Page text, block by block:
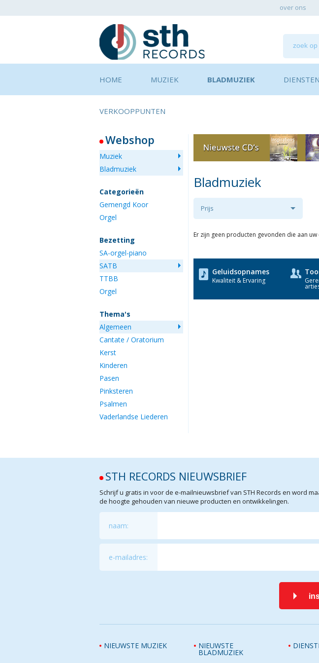
over ons
HOME MUZIEK BLADMUZIEK DIENSTEN
VERKOOPPUNTEN
Webshop
Muziek
Bladmuziek
Categorieën
Gemengd Koor
Orgel
Bezetting
SA-orgel-piano
SATB
TTBB
Orgel
Thema's
Algemeen
Cantate / Oratorium
Kerst
Kinderen
Pasen
Pinksteren
Psalmen
Vaderlandse Liederen
Bladmuziek
Prijs
Er zijn geen producten gevonden die aan
Geluidsopnames
Kwaliteit & Ervaring
STH RECORDS NIEUWSBRIEF
Schrijf u gratis in voor de e-mailnieuwsbrief van STH Records en word
de hoogte gehouden van nieuwe producten en ontwikkelingen.
naam:
e-mailadres:
NIEUWSTE MUZIEK NIEUWSTE
BLADMUZIEK